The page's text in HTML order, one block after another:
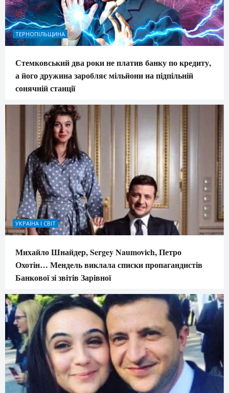
ТЕРНОПІЛЬЩИНА
Стемковський два роки не платив банку по кредиту,
а його дружина заробляє мільйони на підпільній
сонячній станції
УКРАЇНА І СВІТ
Михайло Шнайдер, Sergey Naumovich, Петро
Охотін… Мендель виклала списки пропагандистів
Банкової зі звітів Зарівної